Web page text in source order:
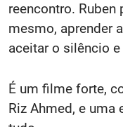
reencontro.
mesmo, aprender
aceitar o silêncio
É um filme forte,
Riz Ahmed, e uma